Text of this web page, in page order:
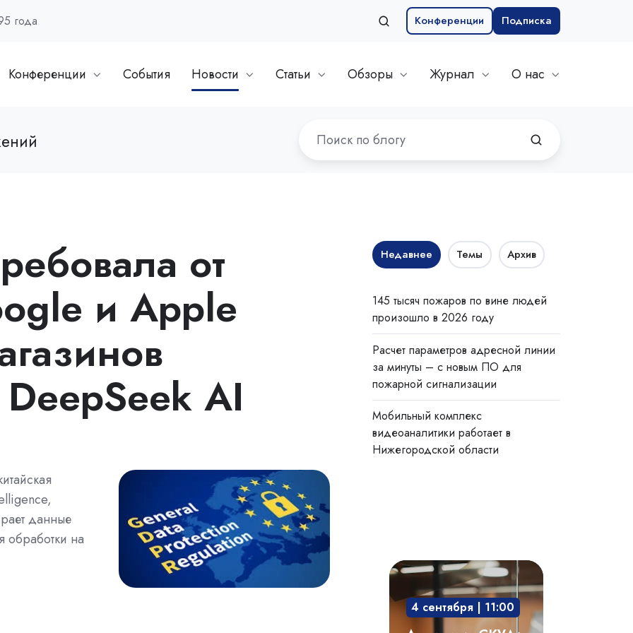
года Конференции Подписка
Конференции События Новости Статьи Обзоры Журнал О нас
от
и Apple
AI
данные
обработки на
Недавнее Темы Архив
145 тысяч пожаров по вине людей
произошло в 2026 году
Расчет параметров адресной линии
за минуты – с новым ПО для
пожарной сигнализации
Мобильный комплекс
видеоаналитики работает в
Нижегородской области
Академия
СКУД:
мобильный
доступ,
4 сентября | 11:00